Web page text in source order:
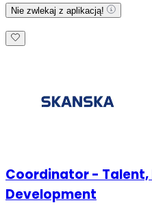
Nie zwlekaj z aplikacją!
Coordinator - Talent,
Development